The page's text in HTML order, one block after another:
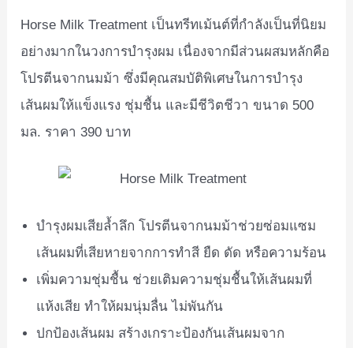
Horse Milk Treatment เป็นทรีทเม้นต์ที่กำลังเป็นที่นิยม
อย่างมากในวงการบำรุงผม เนื่องจากมีส่วนผสมหลักคือ
โปรตีนจากนมม้า ซึ่งมีคุณสมบัติพิเศษในการบำรุง
เส้นผมให้แข็งแรง ชุ่มชื้น และมีชีวิตชีวา ขนาด 500
มล. ราคา 390 บาท
บำรุงผมเสียล้ำลึก โปรตีนจากนมม้าช่วยซ่อมแซม
เส้นผมที่เสียหายจากการทำสี ยืด ดัด หรือความร้อน
เพิ่มความชุ่มชื้น ช่วยเติมความชุ่มชื้นให้เส้นผมที่
แห้งเสีย ทำให้ผมนุ่มลื่น ไม่พันกัน
ปกป้องเส้นผม สร้างเกราะป้องกันเส้นผมจาก